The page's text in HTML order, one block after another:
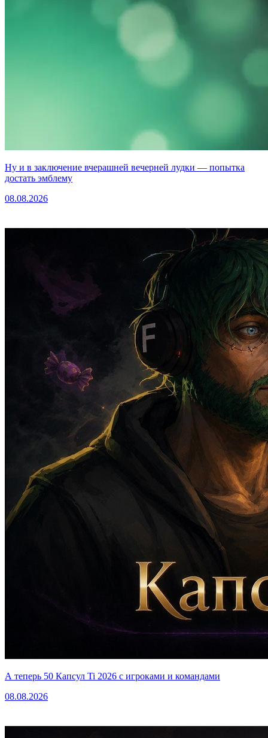
Ну и в заключение вчерашней вечерней лудки — попытка
достать эмблему
08.08.2026
А теперь 50 Капсул Ti 2026 с игроками и командами
08.08.2026